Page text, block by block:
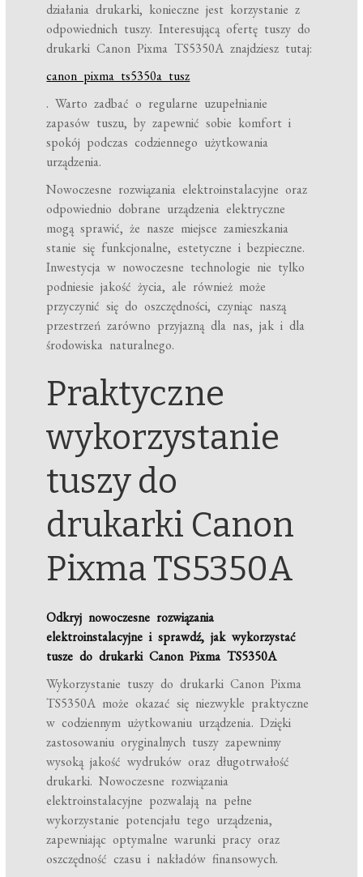
działania drukarki, konieczne jest korzystanie z
odpowiednich tuszy. Interesującą ofertę tuszy do
drukarki Canon Pixma TS5350A znajdziesz tutaj:
canon pixma ts5350a tusz
. Warto zadbać o regularne uzupełnianie
zapasów tuszu, by zapewnić sobie komfort i
spokój podczas codziennego użytkowania
urządzenia.
Nowoczesne rozwiązania elektroinstalacyjne oraz
odpowiednio dobrane urządzenia elektryczne
mogą sprawić, że nasze miejsce zamieszkania
stanie się funkcjonalne, estetyczne i bezpieczne.
Inwestycja w nowoczesne technologie nie tylko
podniesie jakość życia, ale również może
przyczynić się do oszczędności, czyniąc naszą
przestrzeń zarówno przyjazną dla nas, jak i dla
środowiska naturalnego.
Praktyczne
wykorzystanie
tuszy do
drukarki Canon
Pixma TS5350A
Odkryj nowoczesne rozwiązania
elektroinstalacyjne i sprawdź, jak wykorzystać
tusze do drukarki Canon Pixma TS5350A
Wykorzystanie tuszy do drukarki Canon Pixma
TS5350A może okazać się niezwykle praktyczne
w codziennym użytkowaniu urządzenia. Dzięki
zastosowaniu oryginalnych tuszy zapewnimy
wysoką jakość wydruków oraz długotrwałość
drukarki. Nowoczesne rozwiązania
elektroinstalacyjne pozwalają na pełne
wykorzystanie potencjału tego urządzenia,
zapewniając optymalne warunki pracy oraz
oszczędność czasu i nakładów finansowych.